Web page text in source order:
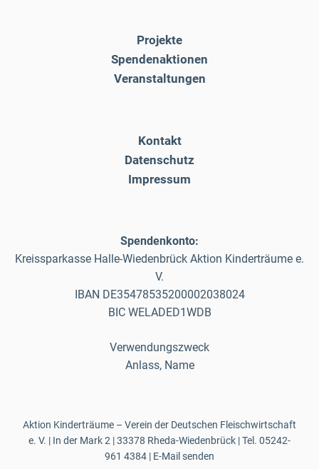
Projekte
Spendenaktionen
Veranstaltungen
Kontakt
Datenschutz
Impressum
Spendenkonto:
Kreissparkasse Halle-Wiedenbrück Aktion Kinderträume e.
V.
IBAN DE35478535200002038024
BIC WELADED1WDB
Verwendungszweck
Anlass, Name
Aktion Kinderträume – Verein der Deutschen Fleischwirtschaft
e. V. | In der Mark 2 | 33378 Rheda-Wiedenbrück | Tel. 05242-
961 4384 | E-Mail senden